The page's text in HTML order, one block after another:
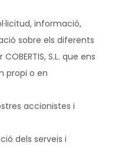
informació,
sobre els diferents
S.L. que ens
propi o en
accionistes i
dels serveis i